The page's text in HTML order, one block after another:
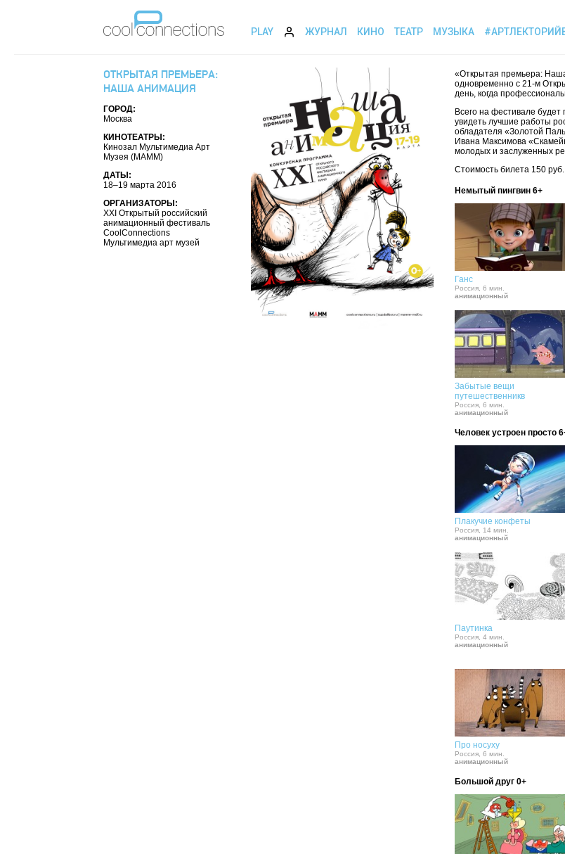
PLAY ЖУРНАЛ КИНО ТЕАТР МУЗЫКА
ОТКРЫТАЯ ПРЕМЬЕРА:
НАША АНИМАЦИЯ
ГОРОД:
Москва
КИНОТЕАТРЫ:
Кинозал Мультимедиа Арт
Музея (МАММ)
ДАТЫ:
18–19 марта 2016
ОРГАНИЗАТОРЫ:
XXI Открытый российский
анимационный фестиваль
CoolConnections
Мультимедиа арт музей
«Открытая премьера:
одновременно с 21-м
день, когда
Всего на фестивале будет
увидеть лучшие работы
обладателя «Золотой
Ивана Максимова
молодых и заслуженных
Стоимость билета 150
Немытый пингвин 6+
Ганс
Россия, 6 мин.
анимационный
Забытые вещи
путешественникв
Россия, 6 мин.
анимационный
Человек устроен просто
Плакучие конфеты
Россия, 14 мин.
анимационный
Паутинка
Россия, 4 мин.
анимационный
Про носуху
Россия, 6 мин.
анимационный
Большой друг 0+